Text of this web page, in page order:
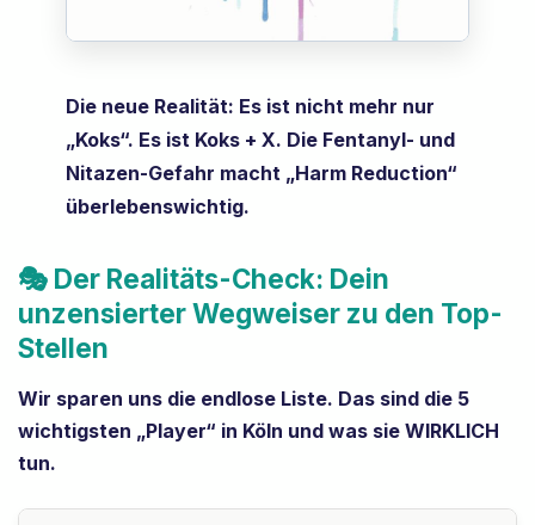
Die neue Realität: Es ist nicht mehr nur
„Koks“. Es ist Koks + X. Die Fentanyl- und
Nitazen-Gefahr macht „Harm Reduction“
überlebenswichtig.
🎭 Der Realitäts-Check: Dein
unzensierter Wegweiser zu den Top-
Stellen
Wir sparen uns die endlose Liste. Das sind die 5
wichtigsten „Player“ in Köln und was sie WIRKLICH
tun.